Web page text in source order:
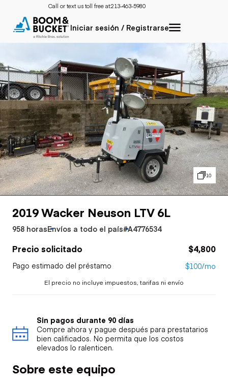
Call or text us toll free at:213-463-5980
Iniciar sesión / Registrarse
10
2019 Wacker Neuson LTV 6L
958 horasEnvíos a todo el país#A4776534
Precio solicitado $4,800
Pago estimado del préstamo $100/mo
El precio no incluye impuestos, tarifas ni envío
Sin pagos durante 90 días
Compre ahora y pague después para prestatarios
bien calificados. No permita que los costos
elevados lo ralenticen.
Sobre este equipo